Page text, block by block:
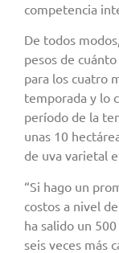
competencia
De todos
pesos de
para los cuatro
temporada y lo
período de la
unas 10
de uva varietal
“Si hago un
costos a nivel
ha salido un
seis veces más